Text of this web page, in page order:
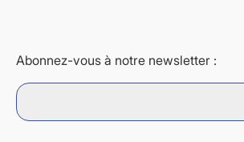
Abonnez-vous à notre newsletter :